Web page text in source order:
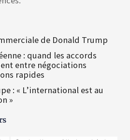
de Donald Trump
: quand les accords
entre négociations
rapides
: « L’international est au
»